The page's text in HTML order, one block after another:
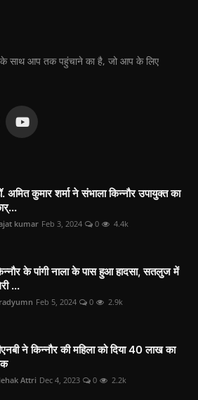
के साथ आप तक पहुंचाने का है, जो आप के लिए
अमित कुमार शर्मा ने संभाला किन्नौर उपायुक्त का
kumar Feb 3, 2024 0 4.4k
के पांगी नाला के पास हुआ हादसा, सतलुज में
...
Feb 5, 2024 0 2.9k
ने किन्नौर की महिला को दिया 40 लाख का
Attri Dec 4, 2023 0 2.2k